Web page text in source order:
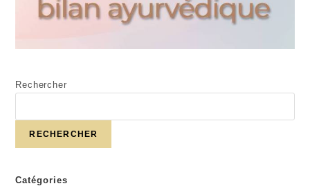
Rechercher
RECHERCHER
Catégories